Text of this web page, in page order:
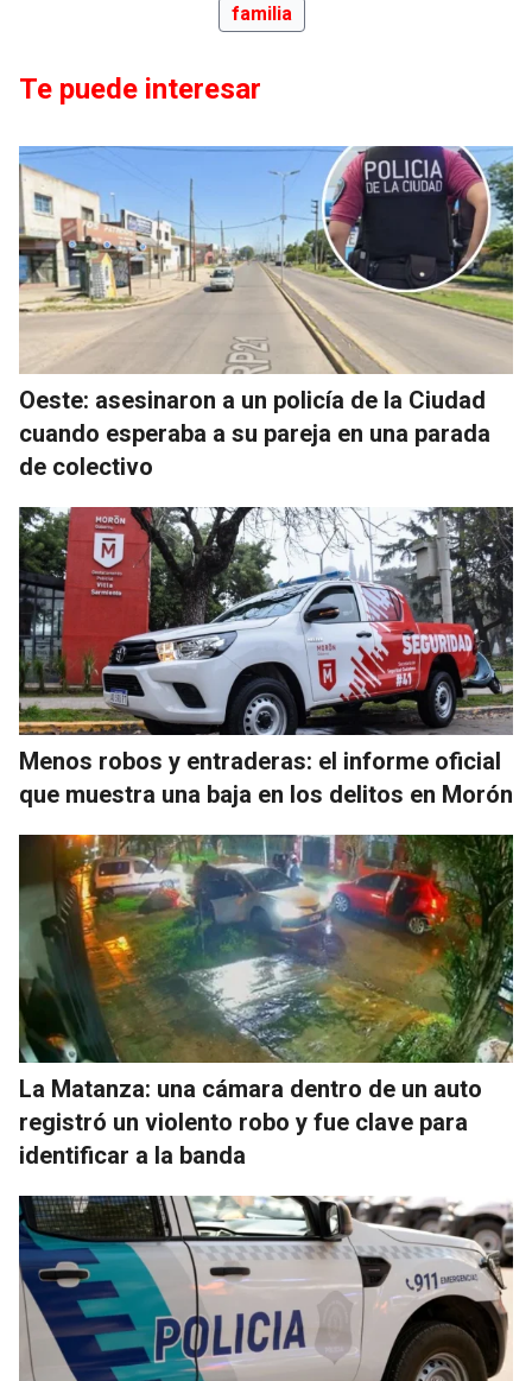
familia
Te puede interesar
Oeste: asesinaron a un policía de la Ciudad
cuando esperaba a su pareja en una parada
de colectivo
Menos robos y entraderas: el informe oficial
que muestra una baja en los delitos en Morón
La Matanza: una cámara dentro de un auto
registró un violento robo y fue clave para
identificar a la banda